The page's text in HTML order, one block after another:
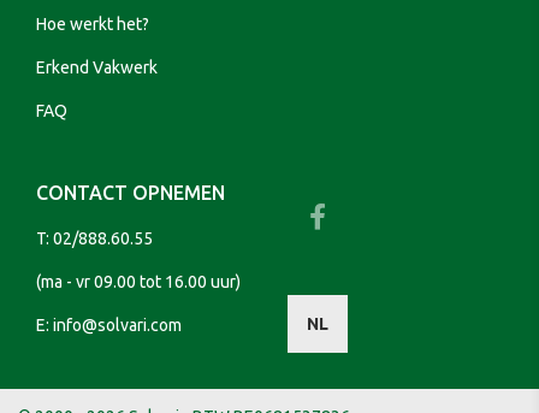
Hoe werkt het?
Erkend Vakwerk
FAQ
CONTACT OPNEMEN
T: 02/888.60.55
(ma - vr 09.00 tot 16.00 uur)
E: info@solvari.com NL